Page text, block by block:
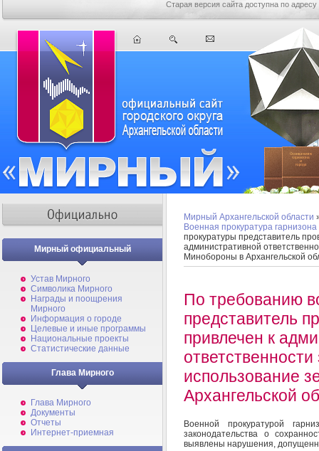
Старая версия сайта доступна по адресу
Мирный официальный
Устав Мирного
Символика Мирного
Награды и поощрения
Мирного
Информация о городе
Целевые и иные программы
Национальные проекты
Статистические данные
Глава Мирного
Глава Мирного
Документы
Отчеты
Интернет-приемная
Мирный Архангельской области
Военная прокуратура
прокуратуры представитель
административной
Минобороны в Архангельской
По требованию
представитель
привлечен к
использование
Архангельской
Военной прокуратурой
законодательства о
выявлены нарушения,